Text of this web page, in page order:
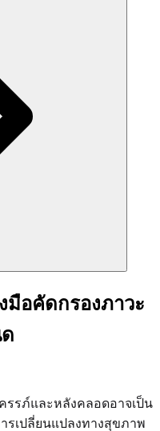
มือคัดกรองภาวะ
รรภ์และหลังคลอดอาจเป็น
รเปลี่ยนแปลงทางสุขภาพ